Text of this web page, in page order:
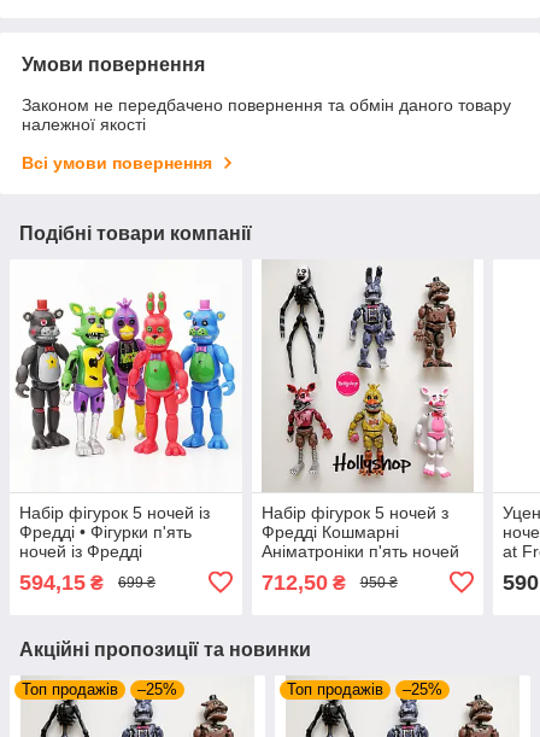
Умови повернення
Законом не передбачено повернення та обмін даного товару
належної якості
Всі умови повернення
Подібні товари компанії
Набір фігурок 5 ночей із
Фредді • Фігурки п'ять
ночей із Фредді
594,15 ₴ 699 ₴
Набір фігурок 5 ночей з
Фредді Кошмарні
Аніматроніки п'ять ночей
712,50₴ 950 ₴
at
590
Акційні пропозиції та новинки
Топ продажів –25% Топ продажів –25%